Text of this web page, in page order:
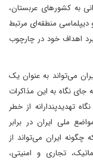
به کشورهای عربستان،
دیپلماسی منطقه‌ای مرتبط
اهداف خود در چارچوب
می‌تواند به عنوان یک
نگاه به این مذاکرات
تهدیدپندارانه از خطر
ملی ایران در برابر
ایران می‌تواند از
تجاری و امنیتی،